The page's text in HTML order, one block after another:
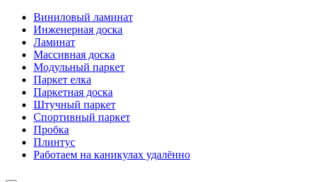
Виниловый ламинат
Инженерная доска
Ламинат
Массивная доска
Модульный паркет
Паркет елка
Паркетная доска
Штучный паркет
Спортивный паркет
Пробка
Плинтус
Работаем на каникулах удалённо